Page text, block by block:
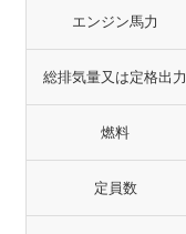
エンジン馬力
総排気量又は定格出力
燃料
定員数